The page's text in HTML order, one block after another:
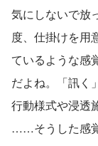
気にしないで放
度、仕掛けを用
ているような感
だよね。「訊く
行動様式や浸透
……そうした感